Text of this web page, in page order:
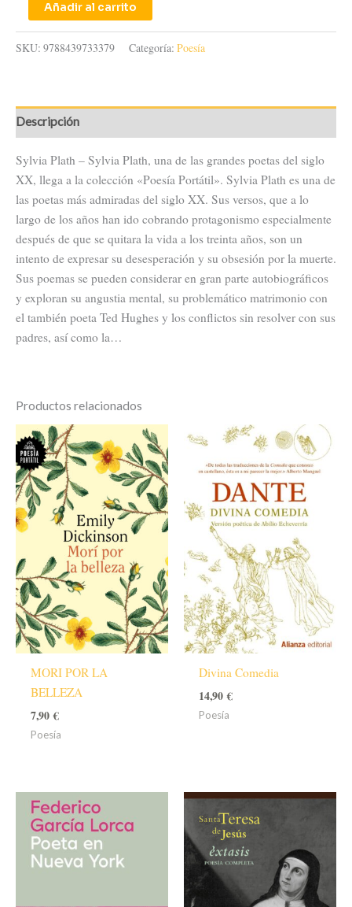
Añadir al carrito
SKU: 9788439733379 Categoría: Poesía
Descripción
Sylvia Plath – Sylvia Plath, una de las grandes poetas del siglo
XX, llega a la colección «Poesía Portátil». Sylvia Plath es una de
las poetas más admiradas del siglo XX. Sus versos, que a lo
largo de los años han ido cobrando protagonismo especialmente
después de que se quitara la vida a los treinta años, son un
intento de expresar su desesperación y su obsesión por la muerte.
Sus poemas se pueden considerar en gran parte autobiográficos
y exploran su angustia mental, su problemático matrimonio con
el también poeta Ted Hughes y los conflictos sin resolver con sus
padres, así como la…
Productos relacionados
MORI POR LA
BELLEZA
7,90€
Poesía
Divina Comedia
14,90€
Poesía